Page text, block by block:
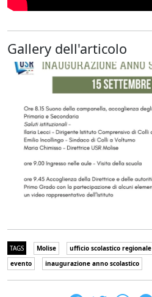
Gallery dell'articolo
TAGS Molise ufficio scolastico regionale
evento
inaugurazione anno scolastico